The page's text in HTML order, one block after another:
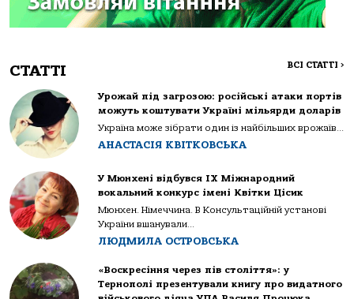
СТАТТІ ВСІ СТАТТІ >
Урожай під загрозою: російські атаки портів
можуть коштувати Україні мільярди доларів
Україна може зібрати один із найбільших врожаїв...
АНАСТАСІЯ КВІТКОВСЬКА
У Мюнхені відбувся IX Міжнародний
вокальний конкурс імені Квітки Цісик
Мюнхен. Німеччина. В Консультаційній установі
України вшанували...
ЛЮДМИЛА ОСТРОВСЬКА
«Воскресіння через пів століття»: у
Тернополі презентували книгу про видатного